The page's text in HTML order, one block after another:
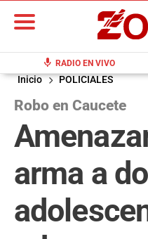
mic RADIO EN VIVO
Inicio POLICIALES
Robo en Caucete
arma a